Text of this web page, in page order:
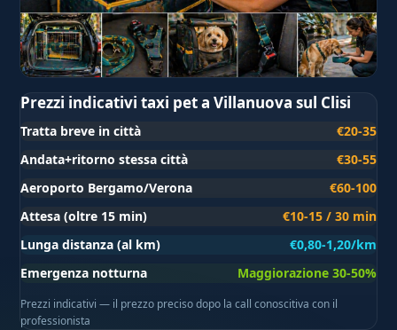
Prezzi indicativi taxi pet a Villanuova sul Clisi
Tratta breve in città
€20-35
Andata+ritorno stessa città
€30-55
Aeroporto Bergamo/Verona
€60-100
Attesa (oltre 15 min)
€10-15 / 30 min
Lunga distanza (al km)
€0,80-1,20/km
Emergenza notturna
Maggiorazione 30-50%
Prezzi indicativi — il prezzo preciso dopo la call conoscitiva con il
professionista